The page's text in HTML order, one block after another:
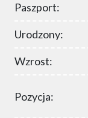
Paszport:
Urodzony:
Wzrost:
Pozycja: